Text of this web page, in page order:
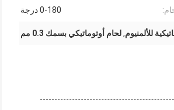
0-180 درجة
للألمنيوم,لحام أوتوماتيكي بسمك 0.3 مم